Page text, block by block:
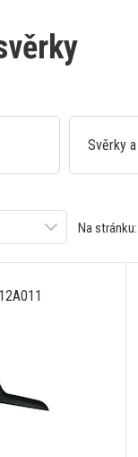
Svěrky
Na stránku: